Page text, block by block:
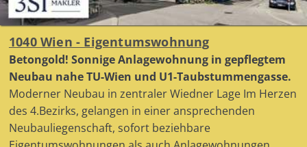
1040 Wien - Eigentumswohnung
Betongold! Sonnige Anlagewohnung in gepflegtem
Neubau nahe TU-Wien und U1-Taubstummengasse.
Moderner Neubau in zentraler Wiedner Lage Im Herzen
des 4.Bezirks, gelangen in einer ansprechenden
Neubauliegenschaft, sofort beziehbare